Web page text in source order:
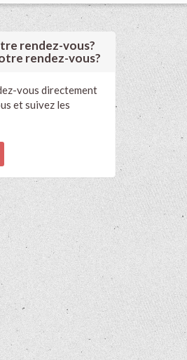
rendez-vous?
rendez-vous?
vous directement
et suivez les